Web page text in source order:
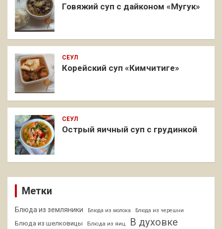
Говяжий суп с дайконом «Мугук»
СЕУЛ
Корейский суп «Кимчитиге»
СЕУЛ
Острый яичный суп с грудинкой
Метки
Блюда из земляники Блюда из молока Блюда из черешни
Блюда из шелковицы Блюда из яиц В духовке